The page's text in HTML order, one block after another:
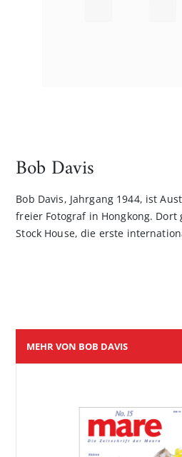
Bildgalerie
Bob Davis
Bob Davis, Jahrgang 1944, ist
freier Fotograf in Hongkong. Dort
Stock House, die erste
MEHR VON BOB DAVIS